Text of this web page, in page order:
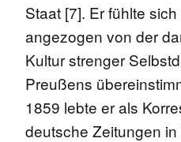
Staat [7]. Er fühlte
angezogen von der
Kultur strenger
Preußens
1859 lebte er als
deutsche Zeitungen